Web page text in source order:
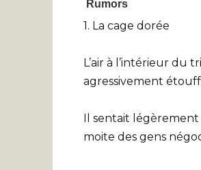
1. La cage dorée
L’air à l’intérieur du
agressivement
Il sentait légèrement
moite des gens